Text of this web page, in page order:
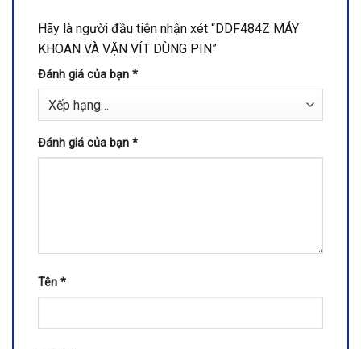
Hãy là người đầu tiên nhận xét “DDF484Z MÁY
KHOAN VÀ VẶN VÍT DÙNG PIN”
Đánh giá của bạn *
Đánh giá của bạn *
Tên *